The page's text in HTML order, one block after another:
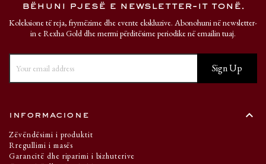
bëhuni pjesë e newsletter-it tonë.
Koleksione të reja, frymëzime dhe evente ekskluzive. Abonohuni në newsletter-
in e Rexha Gold dhe merrni përditësime periodike në emailin tuaj.
informacione keyboard_arrow_up
Zëvëndësimi i produktit
Rregullimi i masës
Garancitë dhe riparimi i bizhuterive